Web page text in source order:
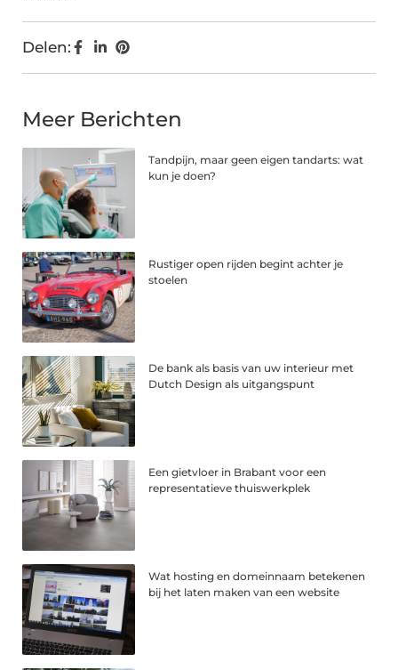
Delen:
Meer Berichten
Tandpijn, maar geen eigen tandarts: wat
kun je doen?
Rustiger open rijden begint achter je
stoelen
De bank als basis van uw interieur met
Dutch Design als uitgangspunt
Een gietvloer in Brabant voor een
representatieve thuiswerkplek
Wat hosting en domeinnaam betekenen
bij het laten maken van een website